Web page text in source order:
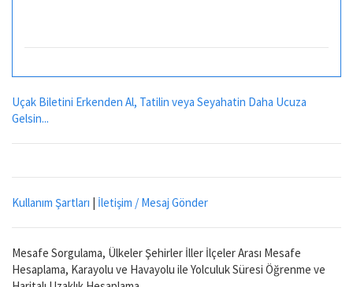
Uçak Biletini Erkenden Al, Tatilin veya Seyahatin Daha Ucuza
Gelsin...
Kullanım Şartları | İletişim / Mesaj Gönder
Mesafe Sorgulama, Ülkeler Şehirler İller İlçeler Arası Mesafe
Hesaplama, Karayolu ve Havayolu ile Yolculuk Süresi Öğrenme ve